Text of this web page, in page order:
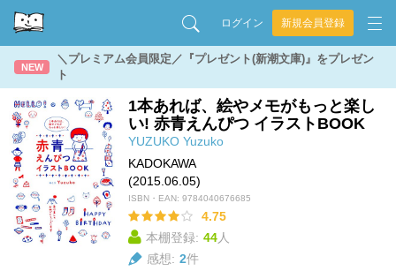
ログイン 新規会員登録
NEW
＼プレミアム会員限定／『プレゼント(新潮文庫)』をプレゼン
ト
1本あれば、絵やメモがもっと楽し
い! 赤青えんぴつ イラストBOOK
YUZUKO Yuzuko
KADOKAWA
(2015.06.05)
ISBN・EAN: 9784040676685
4.75
本棚登録: 44人
感想: 2件